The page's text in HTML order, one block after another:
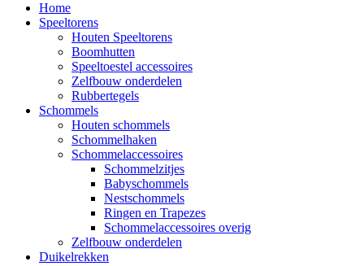
Home
Speeltorens
Houten Speeltorens
Boomhutten
Speeltoestel accessoires
Zelfbouw onderdelen
Rubbertegels
Schommels
Houten schommels
Schommelhaken
Schommelaccessoires
Schommelzitjes
Babyschommels
Nestschommels
Ringen en Trapezes
Schommelaccessoires overig
Zelfbouw onderdelen
Duikelrekken